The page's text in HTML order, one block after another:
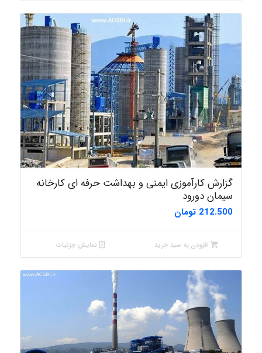
گزارش کارآموزی ایمنی و بهداشت حرفه ای کارخانه
سیمان دورود
212.500 تومان
افزودن به سبد خرید نمایش جزئیات